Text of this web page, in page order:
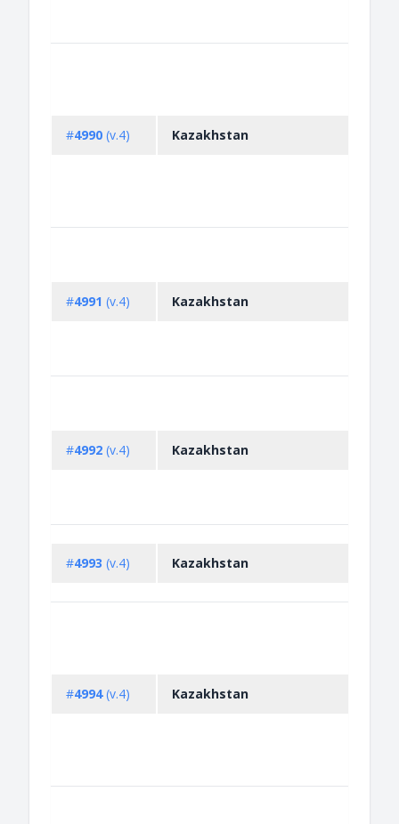
#4990 (v.4) Kazakhstan
#4991 (v.4) Kazakhstan
#4992 (v.4) Kazakhstan
#4993 (v.4) Kazakhstan
#4994(v.4) Kazakhstan